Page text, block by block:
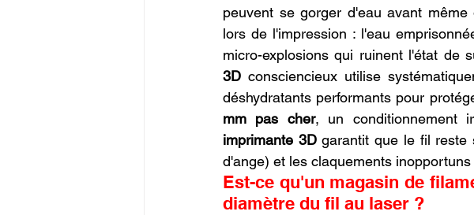
peuvent se gorger d'eau avant
lors de l'impression : l'eau
micro-explosions qui ruinent l'état de
3D consciencieux utilise
déshydratants performants pour
mm pas cher, un conditionnement
imprimante 3D garantit que le fil reste
d'ange) et les claquements
Est-ce qu'un magasin de
diamètre du fil au laser ?